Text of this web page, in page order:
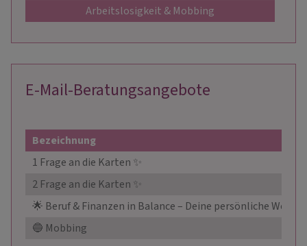
Arbeitslosigkeit & Mobbing
E-Mail-Beratungsangebote
Bezeichnung
1 Frage an die Karten ✨
2 Frage an die Karten ✨
🌟 Beruf & Finanzen in Balance – Deine persönliche
🔵 Mobbing